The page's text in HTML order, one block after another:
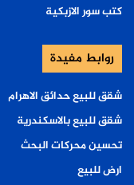
كتب سور الازبكية
روابط مفيدة
شقق للبيع حدائق الاهرام
شقق للبيع بالاسكندرية
تحسين محركات البحث
ارض للبيع